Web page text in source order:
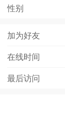
性别
加为好友
在线时间
最后访问